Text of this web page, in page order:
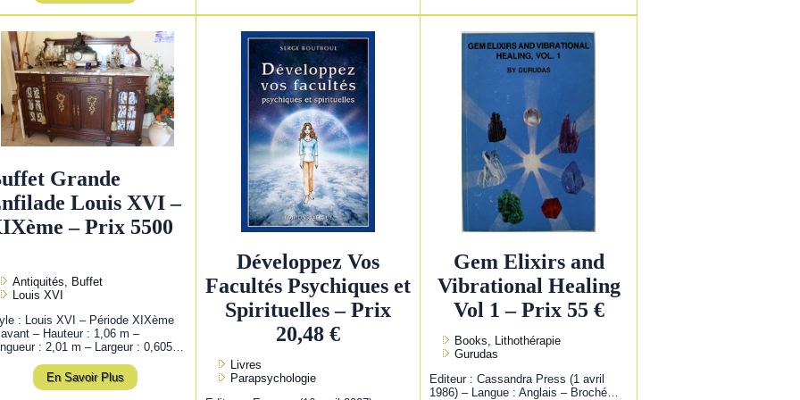
Grande
Louis XVI –
– Prix 5500
Antiquités, Buffet
Louis XVI
: Louis XVI – Période XIXème
– Hauteur : 1,06 m –
: 2,01 m – Largeur : 0,605…
En Savoir Plus
Développez Vos
Facultés Psychiques et
Spirituelles – Prix
20,48 €
Livres
Parapsychologie
Gem Elixirs and
Vibrational Healing
Vol 1 – Prix 55 €
Books, Lithothérapie
Gurudas
Editeur : Cassandra Press (1 avril
1986) – Langue : Anglais – Broché…